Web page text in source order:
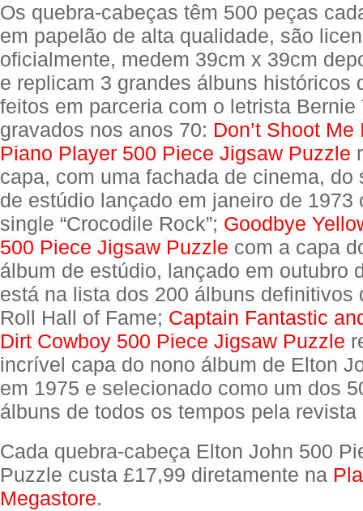
Os quebra-cabeças têm 500 peças
em papelão de alta qualidade, são
oficialmente, medem 39cm x 39cm
e replicam 3 grandes álbuns históricos
feitos em parceria com o letrista Bernie
gravados nos anos 70: Don’t Shoot Me
Piano Player 500 Piece Jigsaw Puzzle
capa, com uma fachada de cinema, do
de estúdio lançado em janeiro de 1973
single “Crocodile Rock”; Goodbye
500 Piece Jigsaw Puzzle com a capa
álbum de estúdio, lançado em outubro
está na lista dos 200 álbuns definitivos
Roll Hall of Fame; Captain Fantastic
Dirt Cowboy 500 Piece Jigsaw Puzzle
incrível capa do nono álbum de Elton
em 1975 e selecionado como um dos
álbuns de todos os tempos pela
Cada quebra-cabeça Elton John 500
Puzzle custa £17,99 diretamente na
Megastore.